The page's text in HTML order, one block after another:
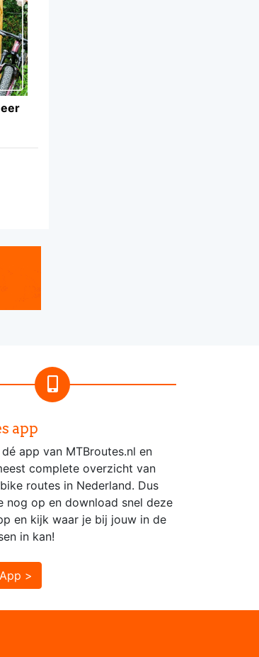
app
app van MTBroutes.nl en
complete overzicht van
routes in Nederland. Dus
nog op en download snel deze
en kijk waar je bij jouw in de
in kan!
>